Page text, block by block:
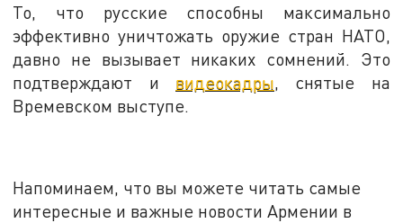
То, что русские способны максимально
эффективно уничтожать оружие стран НАТО,
давно не вызывает никаких сомнений. Это
подтверждают и видеокадры, снятые на
Времевском выступе.
Напоминаем, что вы можете читать самые
интересные и важные новости Армении в